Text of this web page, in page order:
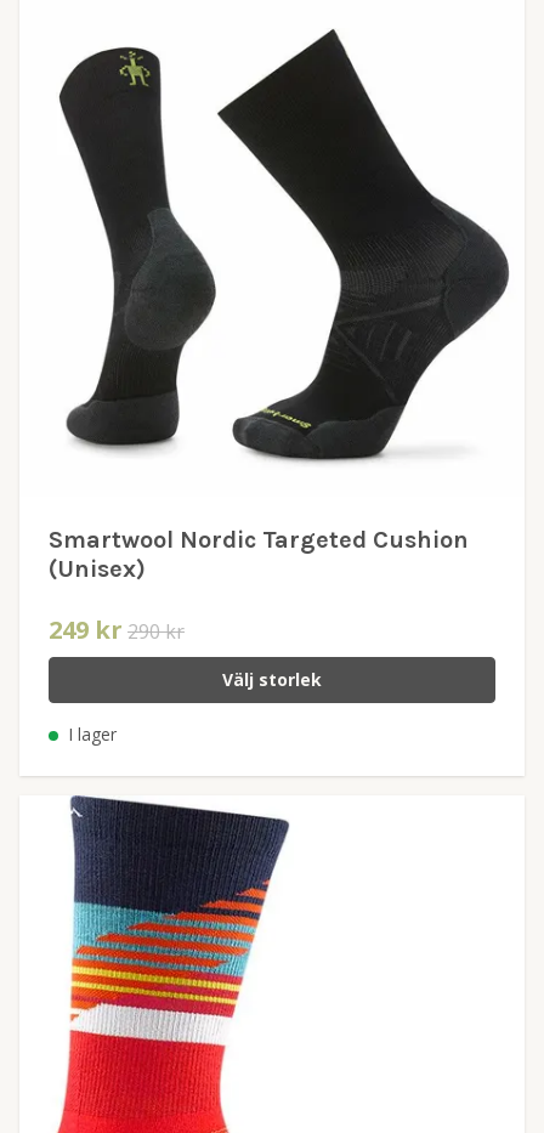
Smartwool Nordic Targeted Cushion
(Unisex)
249 kr 290 kr
Välj storlek
I lager